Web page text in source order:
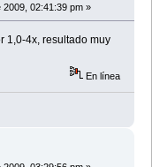
02:41:39 pm »
1,0-4x, resultado muy
En línea